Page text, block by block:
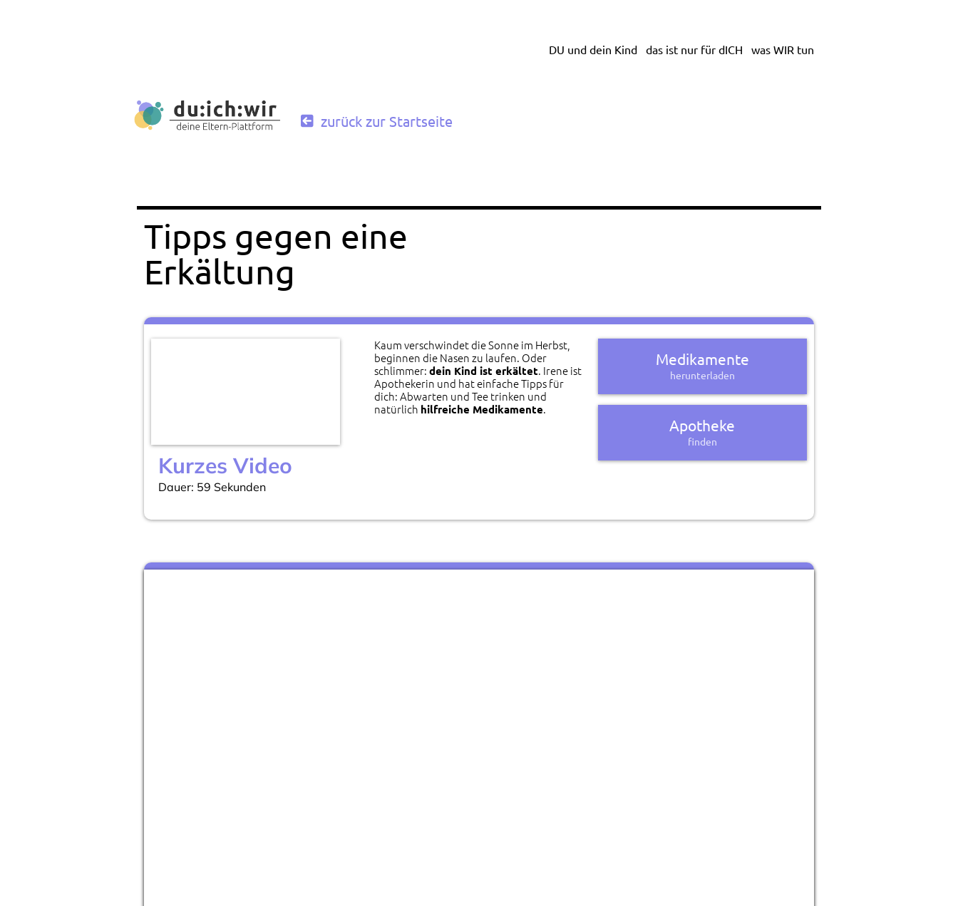
DU und dein Kind das ist nur für dICH was WIR tun
zurück zur Startseite
Tipps gegen eine
Erkältung
Kurzes Video
Dauer: 59 Sekunden
Kaum verschwindet die Sonne im Herbst,
beginnen die Nasen zu laufen. Oder
schlimmer:dein Kind ist erkältet. Irene ist
Apothekerin und hat einfache Tipps für
dich: Abwarten und Tee trinken und
natürlich hilfreiche Medikamente.
Medikamente
herunterladen
Apotheke
finden